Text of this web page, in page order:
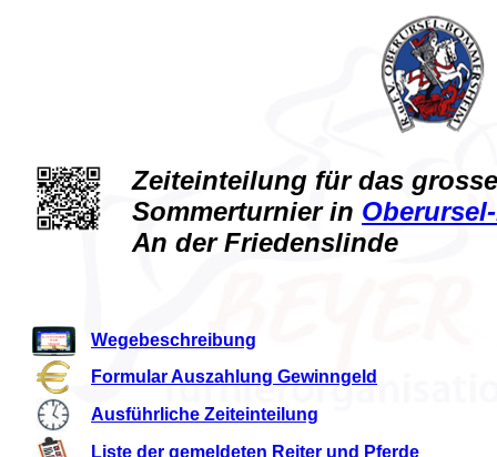
Zeiteinteilung für das grosse
Sommerturnier in
An der Friedenslinde
Wegebeschreibung
Formular Auszahlung Gewinngeld
Ausführliche Zeiteinteilung
Liste der gemeldeten Reiter und Pferde